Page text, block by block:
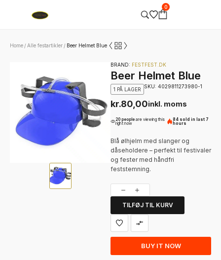
0
Home / Alle festartikler / Beer Helmet Blue
BRAND: FESTFEST.DK
Beer Helmet Blue
1 PÅ LAGER SKU: 4029811273980-1
kr.80,00inkl. moms
20 people are viewing this
right now
84 sold in last 7
hours
Blå ølhjelm med slanger og
dåseholdere – perfekt til festivaler
og fester med håndfri
feststemning.
TILFØJ TIL KURV
BUY IT NOW